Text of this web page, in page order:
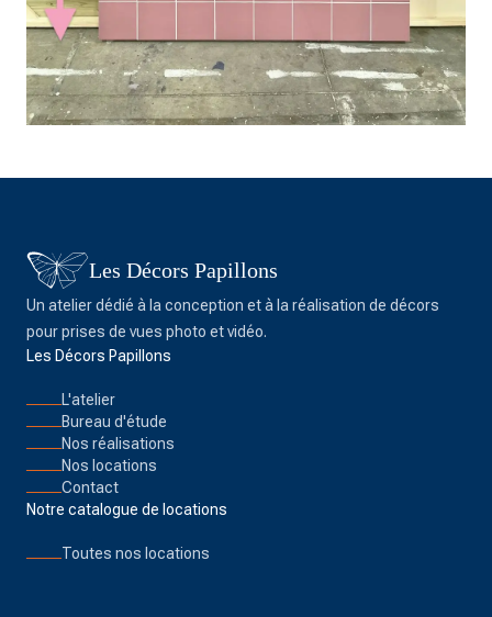
Les Décors Papillons
Un atelier dédié à la conception et à la réalisation de décors
pour prises de vues photo et vidéo.
Les Décors Papillons
L'atelier
Bureau d'étude
Nos réalisations
Nos locations
Contact
Notre catalogue de locations
Toutes nos locations